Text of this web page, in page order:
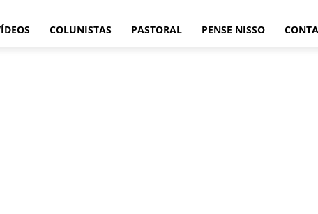
COLUNISTAS PASTORAL PENSE NISSO